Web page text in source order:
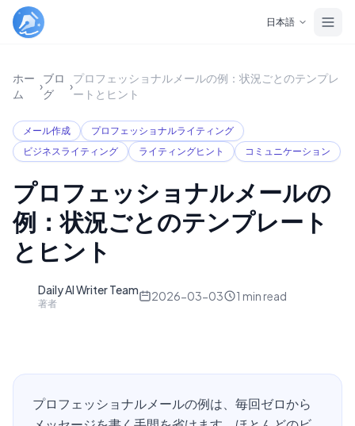
日本語
ホー
ム
›
ブロ
グ
›
プロフェッショナルメールの例：状況ごとのテンプレ
ートとヒント
メール作成
プロフェッショナルライティング
ビジネスライティング
ライティングヒント コミュニケーション
プロフェッショナルメールの
例：状況ごとのテンプレート
とヒント
Daily AI Writer Team
著者
2026-03-03 1 min read
プロフェッショナルメールの例は、毎回ゼロから